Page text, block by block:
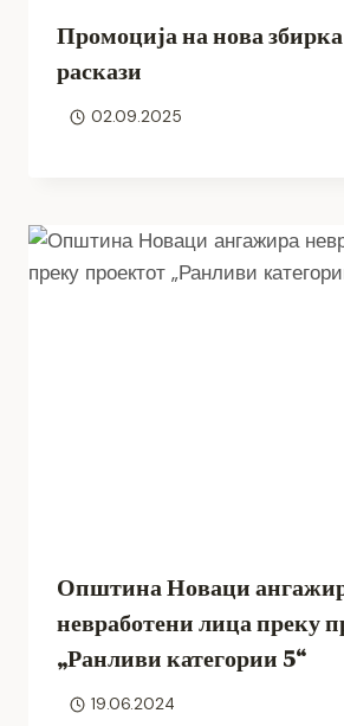
Промоција на нова
раскази
02.09.2025
Општина Новаци
невработени лица преку
„Ранливи категории 5“
19.06.2024